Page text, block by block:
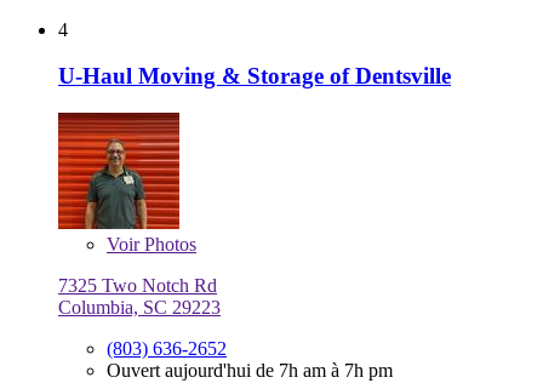
4
U-Haul Moving & Storage of Dentsville
VoirPhotos
7325 Two Notch Rd
Columbia, SC 29223
(803) 636-2652
Ouvert aujourd'hui de 7h am à 7h pm